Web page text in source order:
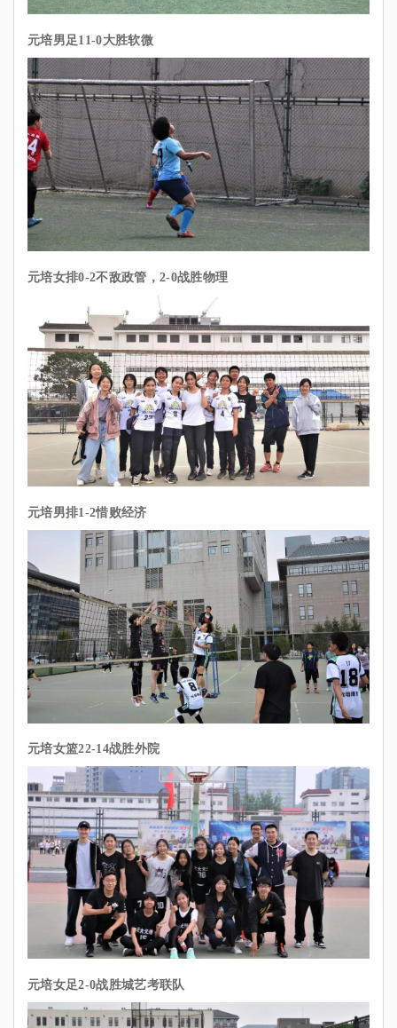
元培男足11-0大胜软微
元培女排0-2不敌政管，2-0战胜物理
元培男排1-2惜败经济
元培女篮22-14战胜外院
元培女足2-0战胜城艺考联队